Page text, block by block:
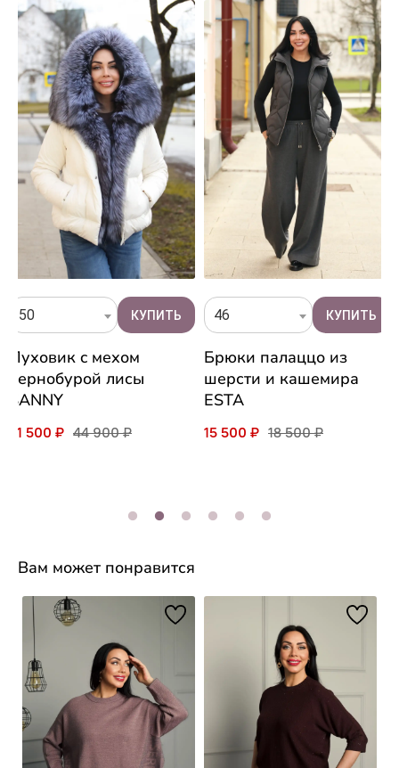
50
Пуховик c мехом
чернобурой лисы
SANNY
31 500 ₽ 44 900 ₽
46
Брюки палаццо из
шерсти и кашемира
ESTA
15 500 ₽ 18 500 ₽
Вам может понравится